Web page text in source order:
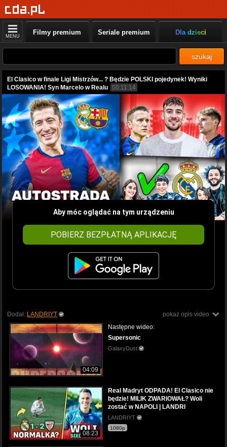
MENU Filmy premium Seriale premium Dla dzieci
szukaj
El Clasico w finale Ligi Mistrzów... ? Będzie POLSKI pojedynek! Wyniki
LOSOWANIA! Syn Marcelo w Realu 00:11:14
Aby móc oglądać na tym urządzeniu
POBIERZ BEZPŁATNĄ APLIKACJĘ
pokaż opis video
Dodał: LANDRIYT
04:09
Następne wideo:
Supersonic
GalaxyDust
08:23
Real Madryt ODPADA! El Clasico nie
będzie! MILIK ZWARIOWAŁ? Woli
zostać w NAPOLI | LANDRI
LANDRIYT
1080p